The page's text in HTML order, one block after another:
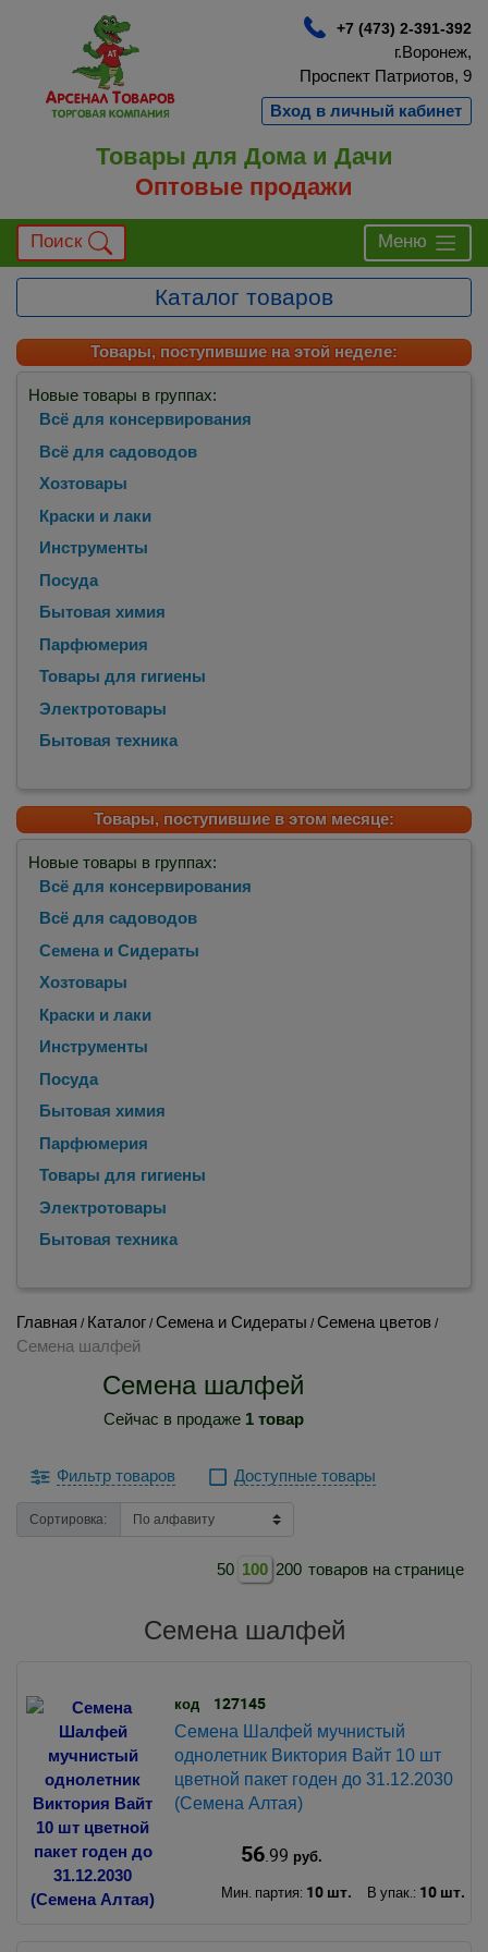
+7 (473) 2-391-392
г.Воронеж,
Проспект Патриотов, 9
Вход в личный кабинет
Товары для Дома и Дачи
Оптовые продажи
Поиск Меню
Каталог товаров
Товары, поступившие на этой неделе:
Новые товары в группах:
Всё для консервирования
Всё для садоводов
Хозтовары
Краски и лаки
Инструменты
Посуда
Бытовая химия
Парфюмерия
Товары для гигиены
Электротовары
Бытовая техника
Товары, поступившие в этом месяце:
Новые товары в группах:
Всё для консервирования
Всё для садоводов
Семена и Сидераты
Хозтовары
Краски и лаки
Инструменты
Посуда
Бытовая химия
Парфюмерия
Товары для гигиены
Электротовары
Бытовая техника
Главная / Каталог /Семена и Сидераты /Семена цветов /
Семена шалфей
Семена шалфей
Сейчас в продаже 1 товар
Фильтр товаров Доступные товары
Сортировка:
50 100 200 товаров на странице
Семена шалфей
код 127145
Семена Шалфей мучнистый
однолетник Виктория Вайт 10 шт
цветной пакет годен до 31.12.2030
(Семена Алтая)
56.99 руб.
Мин. партия: 10 шт. В упак.: 10 шт.